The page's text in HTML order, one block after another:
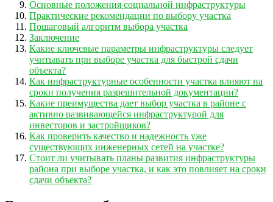
Основные положения социальной инфраструктуры
Практические рекомендации по выбору участка
Пошаговый алгоритм выбора участка
Заключение
Какие ключевые параметры инфраструктуры следует
учитывать при выборе участка для быстрой сдачи
объекта?
Как инфраструктурные особенности участка влияют на
сроки получения разрешительной документации?
Какие преимущества дает выбор участка в районе с
активно развивающейся инфраструктурой для
инвесторов и застройщиков?
Как проверить качество и надежность уже
существующих инженерных сетей на участке?
Стоит ли учитывать планы развития инфраструктуры
района при выборе участка, и как это повлияет на сроки
сдачи объекта?